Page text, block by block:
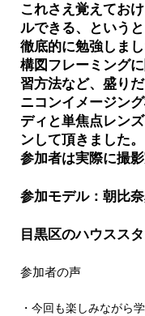
これさえ覚えてお
ルできる、というと
徹底的に勉強しまし
構図フレーミング
習方法など、盛り
ニコンイメージン
ディと単焦点レン
ンして頂きました。
参加者は実際に撮
参加モデル：朝比
目黒区のハウスス
参加者の声
・今回も楽しみながら